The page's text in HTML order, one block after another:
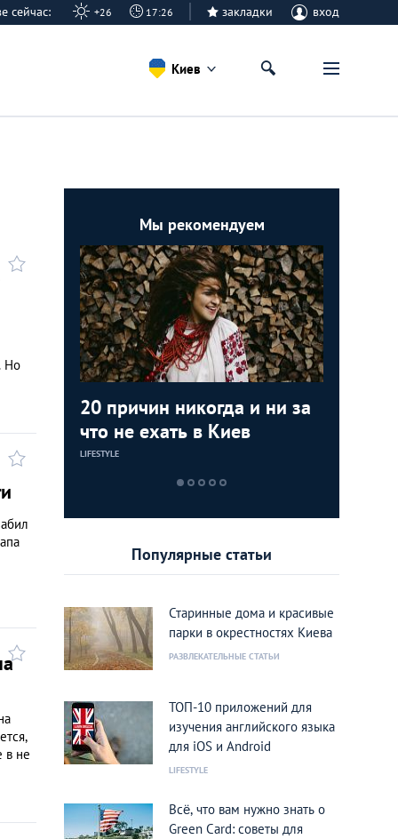
сейчас: +26 17:26 закладки вход
Киев
Но
в не
Мы рекомендуем
20 причин никогда и ни за
что не ехать в Киев
LIFESTYLE
Популярные статьи
Старинные дома и красивые
парки в окрестностях Киева
РАЗВЛЕКАТЕЛЬНЫЕ СТАТЬИ
ТОП-10 приложений для
изучения английского языка
для iOS и Android
LIFESTYLE
Всё, что вам нужно знать о
Green Card: советы для